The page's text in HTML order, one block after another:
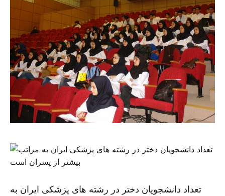
تعداد دانشجویان دختر در رشته های پزشکی ایران به